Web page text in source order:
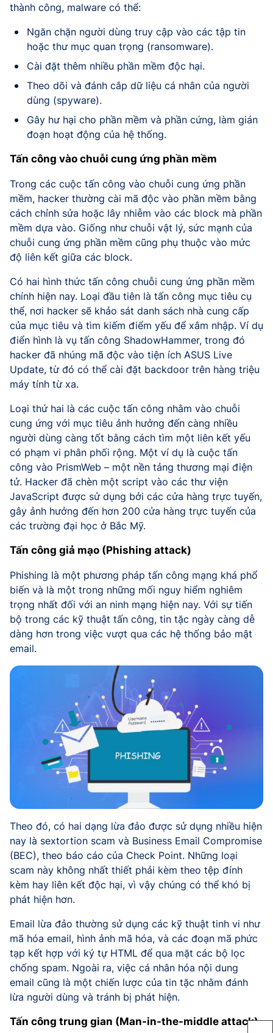
thành công, malware có thể:
Ngăn chặn người dùng truy cập vào các tập tin
hoặc thư mục quan trọng (ransomware).
Cài đặt thêm nhiều phần mềm độc hại.
Theo dõi và đánh cắp dữ liệu cá nhân của người
dùng (spyware).
Gây hư hại cho phần mềm và phần cứng, làm gián
đoạn hoạt động của hệ thống.
Tấn công vào chuỗi cung ứng phần mềm
Trong các cuộc tấn công vào chuỗi cung ứng phần
mềm, hacker thường cài mã độc vào phần mềm bằng
cách chỉnh sửa hoặc lây nhiễm vào các block mà phần
mềm dựa vào. Giống như chuỗi vật lý, sức mạnh của
chuỗi cung ứng phần mềm cũng phụ thuộc vào mức
độ liên kết giữa các block.
Có hai hình thức tấn công chuỗi cung ứng phần mềm
chính hiện nay. Loại đầu tiên là tấn công mục tiêu cụ
thể, nơi hacker sẽ khảo sát danh sách nhà cung cấp
của mục tiêu và tìm kiếm điểm yếu để xâm nhập. Ví dụ
điển hình là vụ tấn công ShadowHammer, trong đó
hacker đã nhúng mã độc vào tiện ích ASUS Live
Update, từ đó có thể cài đặt backdoor trên hàng triệu
máy tính từ xa.
Loại thứ hai là các cuộc tấn công nhằm vào chuỗi
cung ứng với mục tiêu ảnh hưởng đến càng nhiều
người dùng càng tốt bằng cách tìm một liên kết yếu
có phạm vi phân phối rộng. Một ví dụ là cuộc tấn
công vào PrismWeb – một nền tảng thương mại điện
tử. Hacker đã chèn một script vào các thư viện
JavaScript được sử dụng bởi các cửa hàng trực tuyến,
gây ảnh hưởng đến hơn 200 cửa hàng trực tuyến của
các trường đại học ở Bắc Mỹ.
Tấn công giả mạo (Phishing attack)
Phishing là một phương pháp tấn công mạng khá phổ
biến và là một trong những mối nguy hiểm nghiêm
trọng nhất đối với an ninh mạng hiện nay. Với sự tiến
bộ trong các kỹ thuật tấn công, tin tặc ngày càng dễ
dàng hơn trong việc vượt qua các hệ thống bảo mật
email.
Theo đó, có hai dạng lừa đảo được sử dụng nhiều hiện
nay là sextortion scam và Business Email Compromise
(BEC), theo báo cáo của Check Point. Những loại
scam này không nhất thiết phải kèm theo tệp đính
kèm hay liên kết độc hại, vì vậy chúng có thể khó bị
phát hiện hơn.
Email lừa đảo thường sử dụng các kỹ thuật tinh vi như
mã hóa email, hình ảnh mã hóa, và các đoạn mã phức
tạp kết hợp với ký tự HTML để qua mặt các bộ lọc
chống spam. Ngoài ra, việc cá nhân hóa nội dung
email cũng là một chiến lược của tin tặc nhằm đánh
lừa người dùng và tránh bị phát hiện.
Tấn công trung gian (Man-in-the-middle attack)